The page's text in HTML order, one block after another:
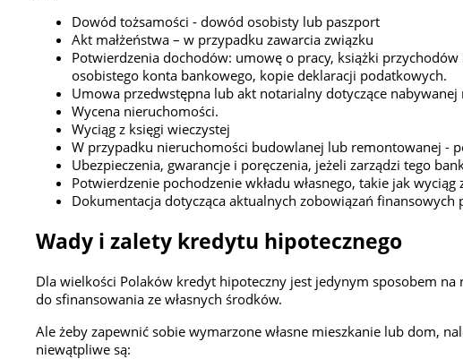
Dowód tożsamości - dowód osobisty lub paszport
Akt małżeństwa – w przypadku zawarcia związku
Potwierdzenia dochodów: umowę o pracy, książki
osobistego konta bankowego, kopie deklaracji podatkowych.
Umowa przedwstępna lub akt notarialny dotyczące nabywanej
Wycena nieruchomości.
Wyciąg z księgi wieczystej
W przypadku nieruchomości budowlanej lub remontowanej -
Ubezpieczenia, gwarancje i poręczenia, jeżeli zarządzi tego
Potwierdzenie pochodzenie wkładu własnego, takie jak
Dokumentacja dotycząca aktualnych zobowiązań finansowych
Wady i zalety kredytu hipotecznego
Dla wielkości Polaków kredyt hipoteczny jest jedynym sposobem
do sfinansowania ze własnych środków.
Ale żeby zapewnić sobie wymarzone własne mieszkanie lub dom,
niewątpliwe są: